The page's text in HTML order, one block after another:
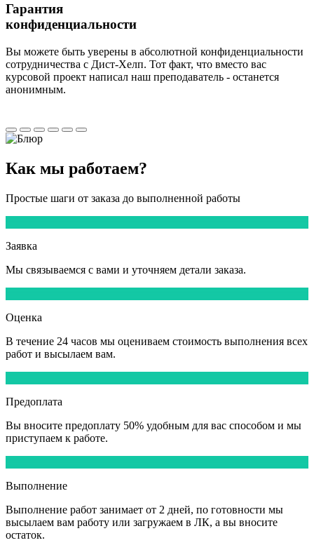
Гарантия
конфиденциальности
Вы можете быть уверены в абсолютной конфиденциальности
сотрудничества с Дист-Хелп. Тот факт, что вместо вас
курсовой проект написал наш преподаватель - останется
анонимным.
Как мы работаем?
Простые шаги от заказа до выполненной работы
Заявка
Мы связываемся с вами и уточняем детали заказа.
Оценка
В течение 24 часов мы оцениваем стоимость выполнения всех
работ и высылаем вам.
Предоплата
Вы вносите предоплату 50% удобным для вас способом и мы
приступаем к работе.
Выполнение
Выполнение работ занимает от 2 дней, по готовности мы
высылаем вам работу или загружаем в ЛК, а вы вносите
остаток.